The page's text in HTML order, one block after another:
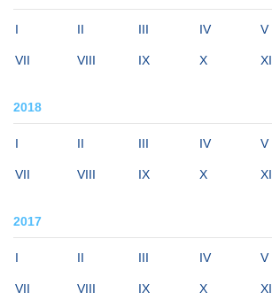
I II III IV V
VII VIII IX X XI
2018
I II III IV V
VII VIII IX X XI
2017
I II III IV V
VII VIII IX X XI